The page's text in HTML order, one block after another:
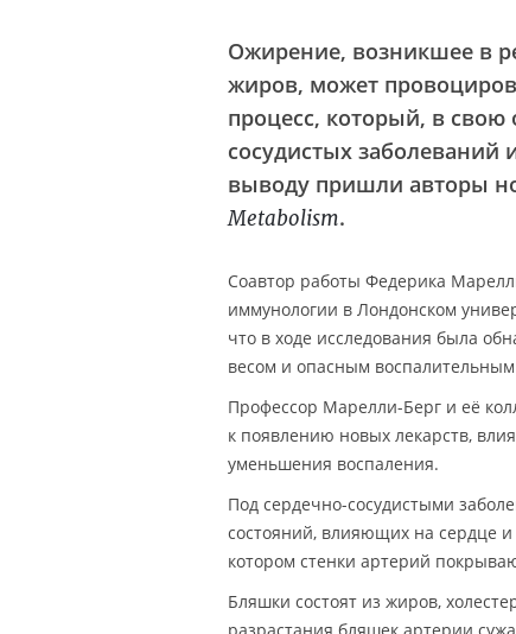
Ожирение, возникшее в
жиров, может
процесс, который, в свою
сосудистых
выводу пришли авторы
Metabolism.
Соавтор работы Федерика
иммунологии в Лондонском
что в ходе исследования была
весом и опасным
Профессор Марелли-Берг и её
к появлению новых лекарств,
уменьшения воспаления.
Под сердечно-сосудистыми
состояний, влияющих на сердце
котором стенки артерий
Бляшки состоят из жиров,